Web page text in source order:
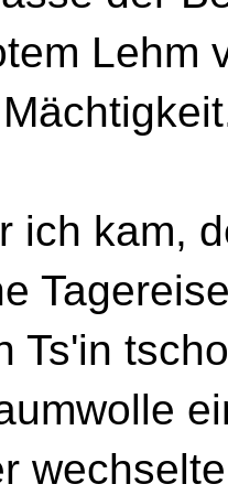
Lehm
ich kam,
Ts'in